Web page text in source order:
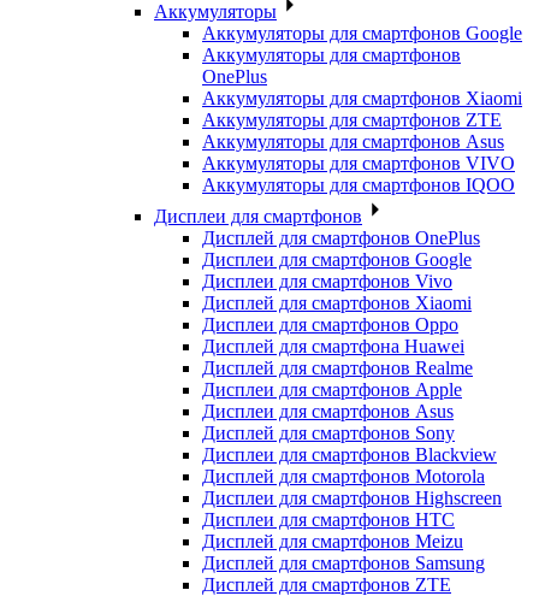
Аккумуляторы
Аккумуляторы для смартфонов Google
Аккумуляторы для смартфонов
OnePlus
Аккумуляторы для смартфонов Xiaomi
Аккумуляторы для смартфонов ZTE
Аккумуляторы для cмартфонов Asus
Аккумуляторы для смартфонов VIVO
Аккумуляторы для смартфонов IQOO
Дисплеи для смартфонов
Дисплей для смартфонов OnePlus
Дисплеи для смартфонов Google
Дисплеи для смартфонов Vivo
Дисплей для смартфонов Xiaomi
Дисплеи для смартфонов Oppo
Дисплей для смартфона Huawei
Дисплей для смартфонов Realme
Дисплеи для смартфонов Apple
Дисплеи для смартфонов Asus
Дисплей для смартфонов Sony
Дисплеи для смартфонов Blackview
Дисплей для смартфонов Motorola
Дисплеи для смартфонов Highscreen
Дисплеи для смартфонов HTC
Дисплей для смартфонов Meizu
Дисплей для смартфонов Samsung
Дисплей для смартфонов ZTE